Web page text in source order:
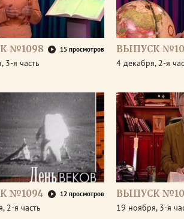
№1098 15 просмотров
3-я часть
ВЫПУСК
4 декабря, 2-я
№1094 12 просмотров
2-я часть
ВЫПУСК
19 ноября, 3-я